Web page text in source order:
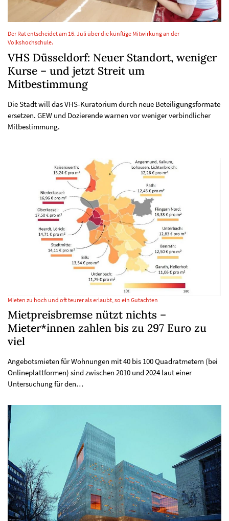
Der Rat entscheidet am 16. Juli über die künftige Mitwirkung an der
Volkshochschule.
VHS Düsseldorf: Neuer Standort, weniger
Kurse – und jetzt Streit um
Mitbestimmung
Die Stadt will das VHS-Kuratorium durch neue Beteiligungsformate
ersetzen. GEW und Dozierende warnen vor weniger verbindlicher
Mitbestimmung.
Mieten zu hoch und oft teurer als erlaubt, so ein Gutachten
Mietpreisbremse nützt nichts –
Mieter*innen zahlen bis zu 297 Euro zu
viel
Angebotsmieten für Wohnungen mit 40 bis 100 Quadratmetern (bei
Onlineplattformen) sind zwischen 2010 und 2024 laut einer
Untersuchung für den…